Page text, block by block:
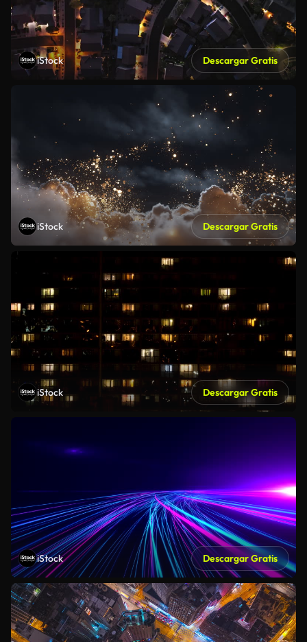
iStock Descargar Gratis
iStock Descargar Gratis
iStock Descargar Gratis
iStock Descargar Gratis